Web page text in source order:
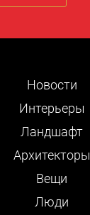
Новости
Интерьеры
Ландшафт
Архитекторы
Вещи
Люди